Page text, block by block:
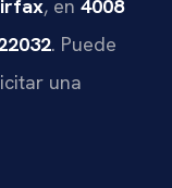
, en 4008
. Puede
una